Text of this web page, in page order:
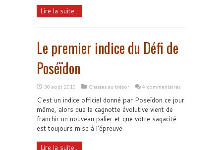
Lire la suite...
Le premier indice du Défi de
Poséïdon
30 août 2010 Chasses au trésor 4 commentaires
C'est un indice officiel donné par Poseïdon ce jour
même, alors que la cagnotte évolutive vient de
franchir un nouveau palier et que votre sagacité
est toujours mise à l'épreuve
Lire la suite...